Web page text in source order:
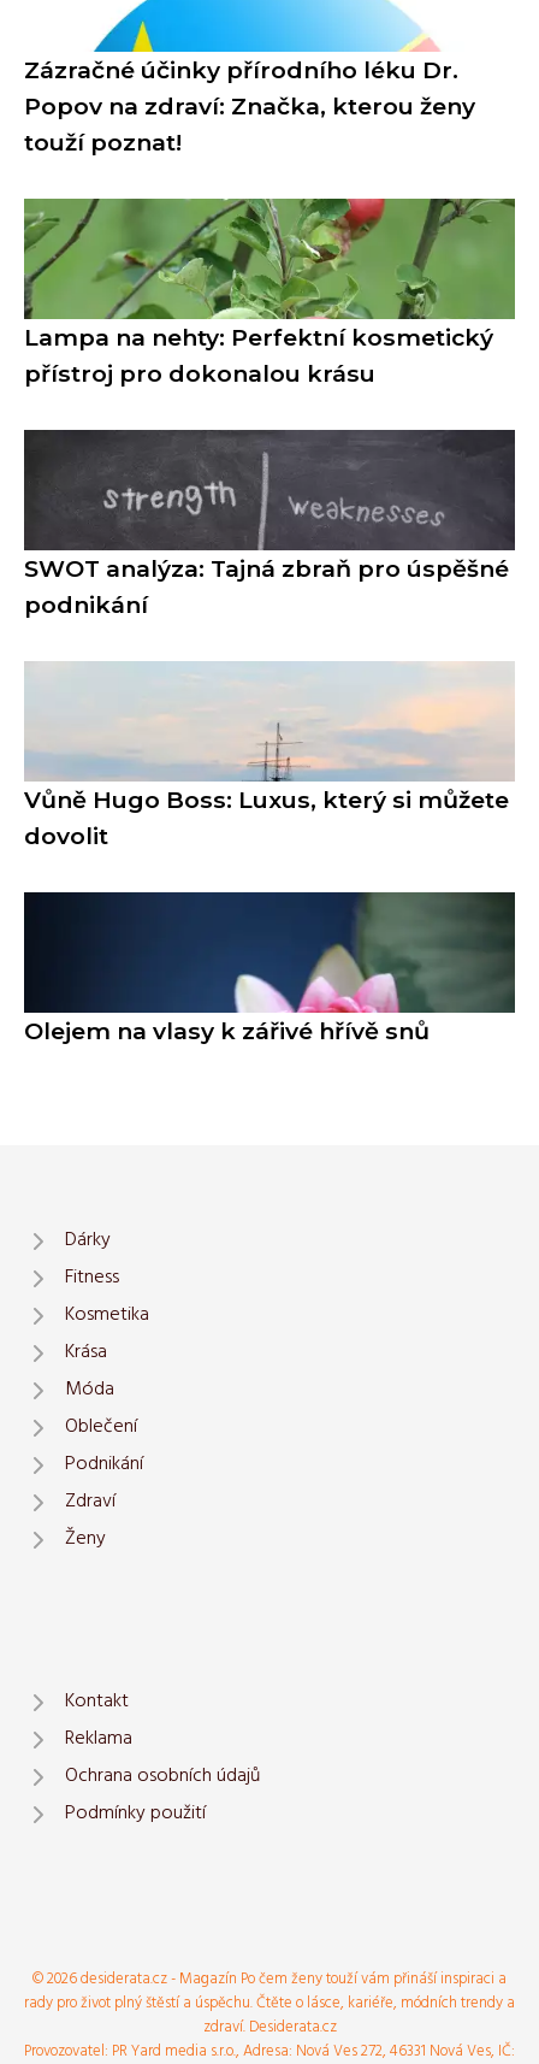
Zázračné účinky přírodního léku Dr.
Popov na zdraví: Značka, kterou ženy
touží poznat!
Lampa na nehty: Perfektní kosmetický
přístroj pro dokonalou krásu
SWOT analýza: Tajná zbraň pro úspěšné
podnikání
Vůně Hugo Boss: Luxus, který si můžete
dovolit
Olejem na vlasy k zářivé hřívě snů
Dárky
Fitness
Kosmetika
Krása
Móda
Oblečení
Podnikání
Zdraví
Ženy
Kontakt
Reklama
Ochrana osobních údajů
Podmínky použití
© 2026 desiderata.cz - Magazín Po čem ženy touží vám přináší inspiraci a
rady pro život plný štěstí a úspěchu. Čtěte o lásce, kariéře, módních trendy a
zdraví. Desiderata.cz
Provozovatel: PR Yard media s.r.o., Adresa: Nová Ves 272, 46331 Nová Ves, IČ: